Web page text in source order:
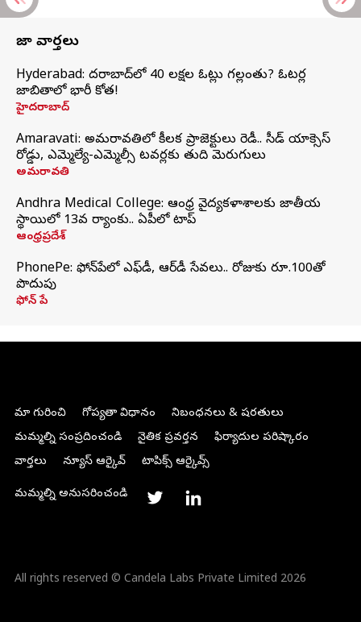
తాజా వార్తలు
Hyderabad: హైదరాబాద్‌లో 40 లక్షల ఓట్లు గల్లంతు? ఓటర్ల
జాబితాలో భారీ కోత!
హైదరాబాద్
Amaravati: అమరావతిలో కీలక ప్రాజెక్టులు రెడీ.. సీడ్‌ యాక్సెస్‌
రోడ్డు, ఎమ్మెల్యే-ఎమ్మెల్సీ టవర్లకు తుది మెరుగులు
అమరావతి
Andhra Medical College: ఆంధ్ర వైద్యకళాశాలకు జాతీయ
స్థాయిలో 13వ ర్యాంకు.. ఏపీలో టాప్
ఆంధ్రప్రదేశ్
PhonePe: ఫోన్‌పేలో ఎఫ్‌డీ, ఆర్‌డీ సేవలు.. రోజుకు రూ.100తో
పొదుపు
ఫోన్‌ పే
మా గురించి గోప్యతా విధానం
నిబంధనలు & షరతులు
మమ్మల్ని సంప్రదించండి
నైతిక ప్రవర్తన
ఫిర్యాదుల పరిష్కారం
వార్తలు
న్యూస్ ఆర్కైవ్ టాపిక్స్ ఆర్కైవ్స్
మమ్మల్ని అనుసరించండి
All rights reserved © Candela Labs Private Limited 2026